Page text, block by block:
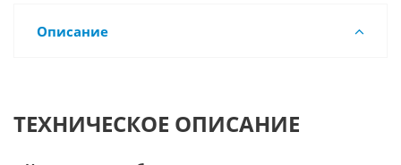
Описание
ТЕХНИЧЕСКОЕ ОПИСАНИЕ